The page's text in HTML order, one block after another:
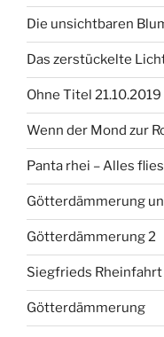
Die unsichtbaren
Das zerstückelte
Ohne Titel 21.10.2019
Wenn der Mond zur
Panta rhei – Alles
Götterdämmerung
Götterdämmerung 2
Siegfrieds Rheinfahrt
Götterdämmerung